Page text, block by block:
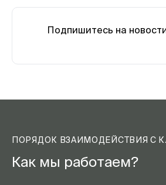
Подпишитесь на
ПОРЯДОК ВЗАИМОДЕЙСТВИЯ С
Как мы работаем?